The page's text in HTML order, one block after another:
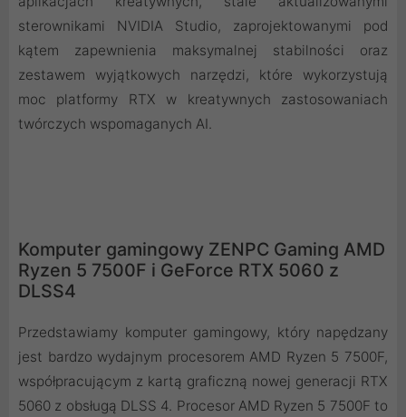
sterownikami NVIDIA Studio, zaprojektowanymi pod
kątem zapewnienia maksymalnej stabilności oraz
zestawem wyjątkowych narzędzi, które wykorzystują
moc platformy RTX w kreatywnych zastosowaniach
twórczych wspomaganych AI.
Komputer gamingowy ZENPC Gaming AMD
Ryzen 5 7500F i GeForce RTX 5060 z
DLSS4
Przedstawiamy komputer gamingowy, który napędzany
jest bardzo wydajnym procesorem AMD Ryzen 5 7500F,
współpracującym z kartą graficzną nowej generacji RTX
5060 z obsługą DLSS 4. Procesor AMD Ryzen 5 7500F to